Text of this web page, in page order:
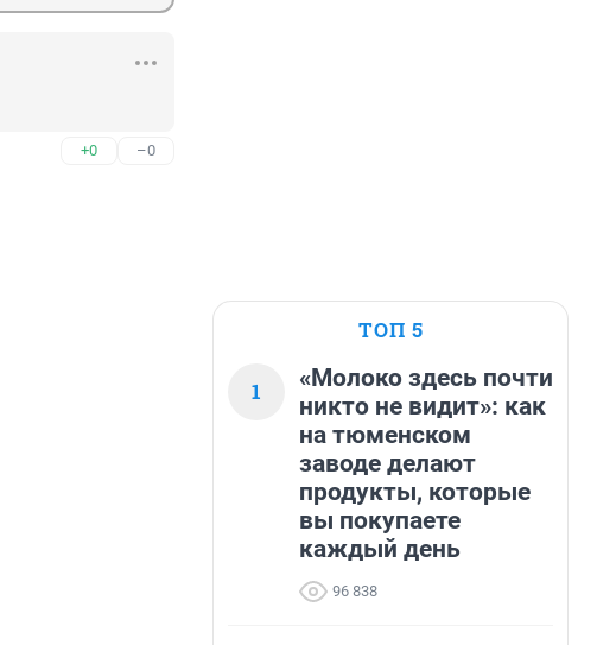
+0 –0
ТОП 5
1
«Молоко здесь почти
никто не видит»: как
на тюменском
заводе делают
продукты, которые
вы покупаете
каждый день
96 838